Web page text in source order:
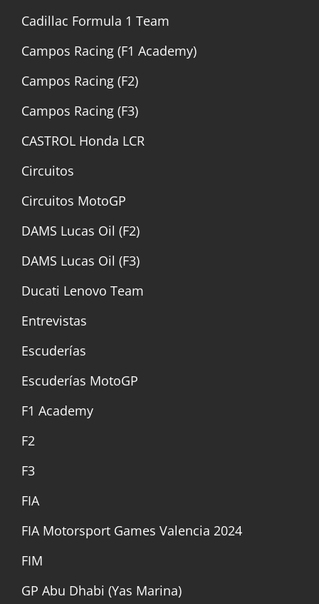
Cadillac Formula 1 Team
Campos Racing (F1 Academy)
Campos Racing (F2)
Campos Racing (F3)
CASTROL Honda LCR
Circuitos
Circuitos MotoGP
DAMS Lucas Oil (F2)
DAMS Lucas Oil (F3)
Ducati Lenovo Team
Entrevistas
Escuderías
Escuderías MotoGP
F1 Academy
F2
F3
FIA
FIA Motorsport Games Valencia 2024
FIM
GP Abu Dhabi (Yas Marina)